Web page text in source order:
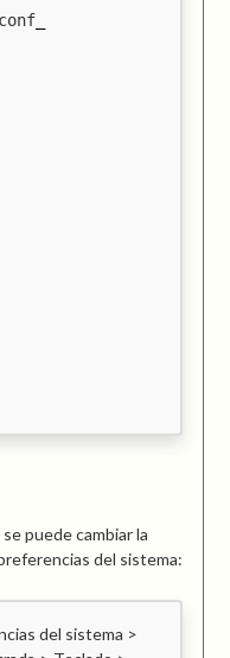
puede cambiar la
del sistema:
del sistema >